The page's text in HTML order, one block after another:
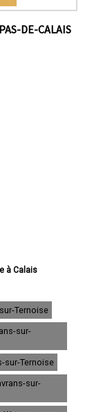
DE-CALAIS
à Calais
à Lens
à Liévin
Béthune
Beaumont
la-Buissière
à Avion
à Carvin
Saint-Omer
Ternoise
sur-
sur-Ternoise
sur-